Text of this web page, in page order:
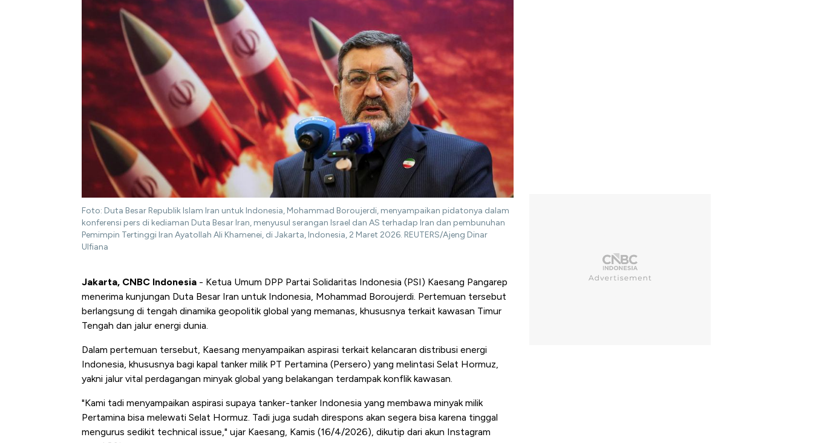
Foto: Duta Besar Republik Islam Iran untuk Indonesia, Mohammad Boroujerdi, menyampaikan pidatonya dalam
konferensi pers di kediaman Duta Besar Iran, menyusul serangan Israel dan AS terhadap Iran dan pembunuhan
Pemimpin Tertinggi Iran Ayatollah Ali Khamenei, di Jakarta, Indonesia, 2 Maret 2026. REUTERS/Ajeng Dinar
Ulfiana
Jakarta, CNBC Indonesia - Ketua Umum DPP Partai Solidaritas Indonesia (PSI) Kaesang Pangarep
menerima kunjungan Duta Besar Iran untuk Indonesia, Mohammad Boroujerdi. Pertemuan tersebut
berlangsung di tengah dinamika geopolitik global yang memanas, khususnya terkait kawasan Timur
Tengah dan jalur energi dunia.
Dalam pertemuan tersebut, Kaesang menyampaikan aspirasi terkait kelancaran distribusi energi
Indonesia, khususnya bagi kapal tanker milik PT Pertamina (Persero) yang melintasi Selat Hormuz,
yakni jalur vital perdagangan minyak global yang belakangan terdampak konflik kawasan.
"Kami tadi menyampaikan aspirasi supaya tanker-tanker Indonesia yang membawa minyak milik
Pertamina bisa melewati Selat Hormuz. Tadi juga sudah direspons akan segera bisa karena tinggal
mengurus sedikit technical issue," ujar Kaesang, Kamis (16/4/2026), dikutip dari akun Instagram